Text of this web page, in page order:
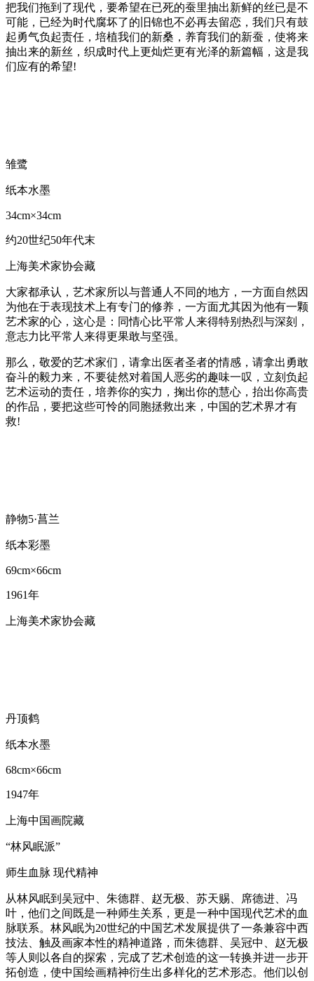
把我们拖到了现代，要希望在已死的蚕里抽出新鲜的丝已是不
可能，已经为时代腐坏了的旧锦也不必再去留恋，我们只有鼓
起勇气负起责任，培植我们的新桑，养育我们的新蚕，使将来
抽出来的新丝，织成时代上更灿烂更有光泽的新篇幅，这是我
们应有的希望!
雏鹭
纸本水墨
34cm×34cm
约20世纪50年代末
上海美术家协会藏
大家都承认，艺术家所以与普通人不同的地方，一方面自然因
为他在于表现技术上有专门的修养，一方面尤其因为他有一颗
艺术家的心，这心是：同情心比平常人来得特别热烈与深刻，
意志力比平常人来得更果敢与坚强。
那么，敬爱的艺术家们，请拿出医者圣者的情感，请拿出勇敢
奋斗的毅力来，不要徒然对着国人恶劣的趣味一叹，立刻负起
艺术运动的责任，培养你的实力，掬出你的慧心，抬出你高贵
的作品，要把这些可怜的同胞拯救出来，中国的艺术界才有
救!
静物5·菖兰
纸本彩墨
69cm×66cm
1961年
上海美术家协会藏
丹顶鹤
纸本水墨
68cm×66cm
1947年
上海中国画院藏
“林风眠派”
师生血脉 现代精神
从林风眠到吴冠中、朱德群、赵无极、苏天赐、席德进、冯
叶，他们之间既是一种师生关系，更是一种中国现代艺术的血
脉联系。林风眠为20世纪的中国艺术发展提供了一条兼容中西
技法、触及画家本性的精神道路，而朱德群、吴冠中、赵无极
等人则以各自的探索，完成了艺术创造的这一转换并进一步开
拓创造，使中国绘画精神衍生出多样化的艺术形态。他们以创